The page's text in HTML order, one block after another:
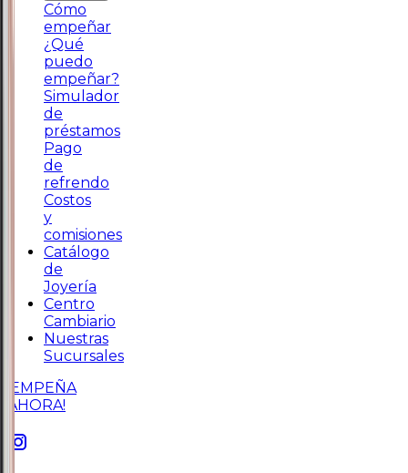
Cómo
empeñar
¿Qué
puedo
empeñar?
Simulador
de
préstamos
Pago
de
refrendo
Costos
y
comisiones
Catálogo
de
Joyería
Centro
Cambiario
Nuestras
Sucursales
¡EMPEÑA
AHORA!